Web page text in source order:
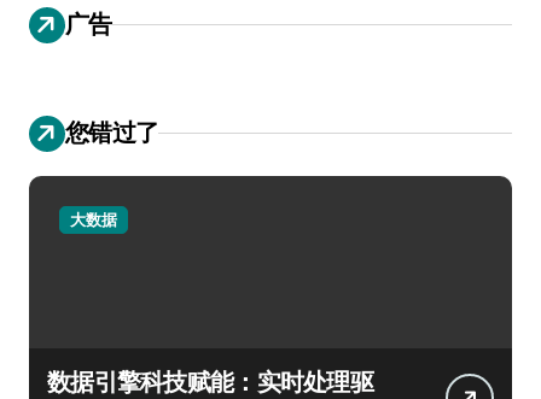
广告
您错过了
大数据
数据引擎科技赋能：实时处理驱